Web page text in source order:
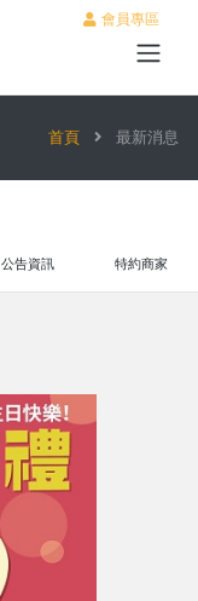
會員專區
首頁 最新消息
公告資訊 特約商家